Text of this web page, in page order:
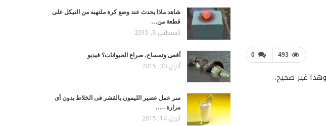
0 493
غير صحيح.
شاهد ماذا يحدث عند وضع كرة ملتهبه من النيكل على
قطعة من…
أغسطس 8, 2015
أفعى وتمساح، صراع الحيوانات؟ فيديو
أبريل 30, 2015
سر عمل عصير الليمون بالقشر فى الخلاط بدون أى
مرارة –…
أبريل 14, 2015